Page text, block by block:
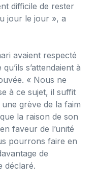
difficile de rester
jour le jour », a
avaient respecté
s’attendaient à
« Nous ne
à ce sujet, il suffit
grève de la faim
la raison de son
faveur de l’unité
pourrons faire en
de
déclaré.